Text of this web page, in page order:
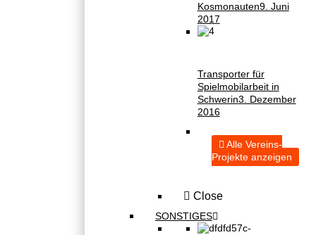
Kosmonauten9. Juni
2017
Transporter für
Spielmobilarbeit in
Schwerin3. Dezember
2016
Alle Vereins-
Projekte anzeigen
Close
SONSTIGES